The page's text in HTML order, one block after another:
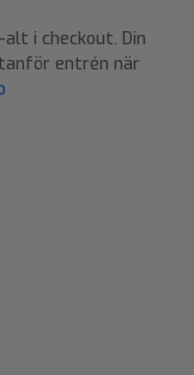
i checkout. Din
entrén när